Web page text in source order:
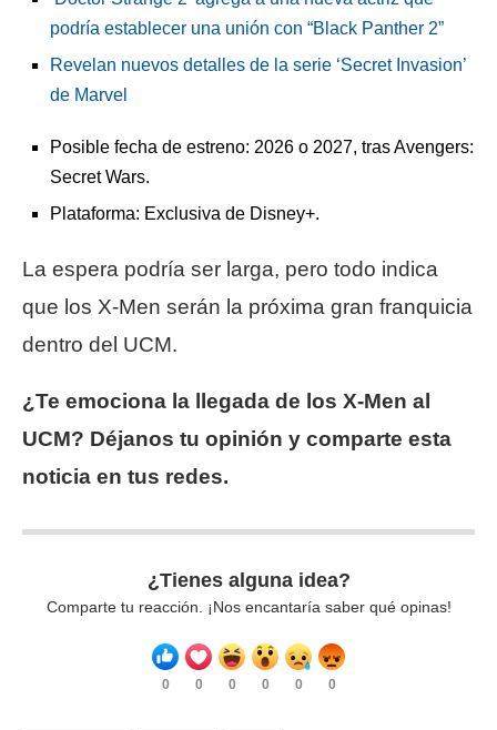
podría establecer una unión con “Black Panther 2”
Revelan nuevos detalles de la serie ‘Secret Invasion’
de Marvel
Posible fecha de estreno: 2026 o 2027, tras Avengers:
Secret Wars.
Plataforma: Exclusiva de Disney+.
La espera podría ser larga, pero todo indica
que los X-Men serán la próxima gran franquicia
dentro del UCM.
¿Te emociona la llegada de los X-Men al
UCM? Déjanos tu opinión y comparte esta
noticia en tus redes.
¿Tienes alguna idea?
Comparte tu reacción. ¡Nos encantaría saber qué opinas!
0 0 0 0 0 0